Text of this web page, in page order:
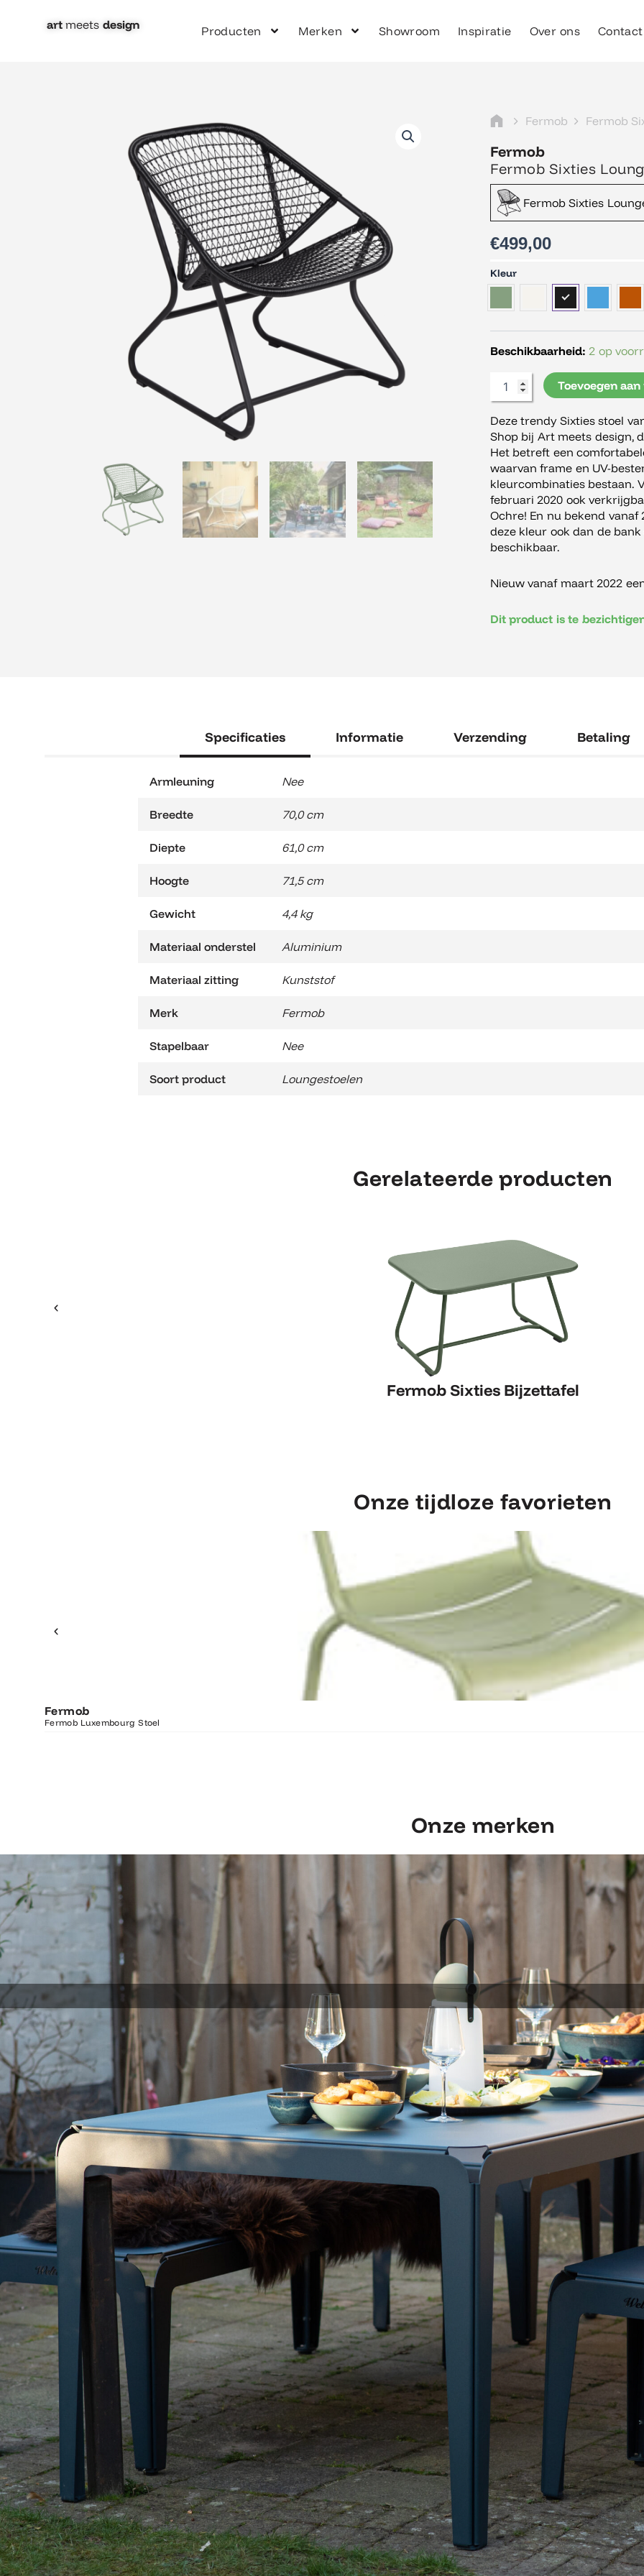
artmeets design​ Producten Merken Showroom Inspiratie Over ons Contact
Fermob Fermob
Fermob
Fermob Sixties
Fermob Sixties
€499,00
Kleur
Beschikbaarheid: 2 op
Fermob
Sixties
Toevoegen
Deze trendy Sixties stoel
Shop bij Art meets design,
Het betreft een
waarvan frame en UV-
kleurcombinaties bestaan.
februari 2020 ook
Ochre! En nu bekend vanaf
deze kleur ook dan de
beschikbaar.
Nieuw vanaf maart 2022
Dit product is te
Specificaties Informatie Verzending Betaling
Armleuning Nee
Breedte 70,0 cm
Diepte 61,0 cm
Hoogte 71,5 cm
Gewicht 4,4 kg
Materiaal onderstel Aluminium
Materiaal zitting Kunststof
Merk Fermob
Stapelbaar Nee
Soort product Loungestoelen
Gerelateerde producten
Fermob Sixties Bijzettafel
Fermob Sixties Bijzettafel
Onze tijdloze favorieten
Fermob
Fermob Luxembourg Stoel
Onze merken